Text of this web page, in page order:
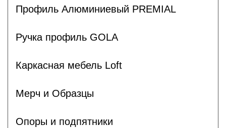
Профиль Алюминиевый PREMIAL
Ручка профиль GOLA
Каркасная мебель Loft
Мерч и Образцы
Опоры и подпятники